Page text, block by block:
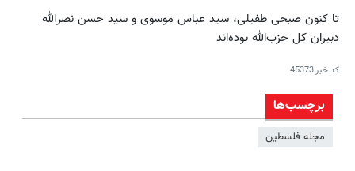
تا کنون صبحی طفیلی، سید عباس موسوی و سید حسن نصرالله
دبیران کل حزب‌الله بوده‌اند
کد خبر45373
برچسب‌ها
مجله فلسطین